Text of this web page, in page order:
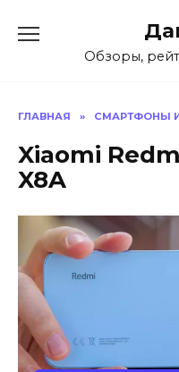
содержаниюОбзоры,
ГЛАВНАЯ » СМАРТФОНЫ
Xiaomi
X8A